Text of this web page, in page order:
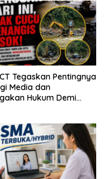
Sampai Tingkat Pusat
Tegaskan Pentingnya
Media dan
Hukum Demi